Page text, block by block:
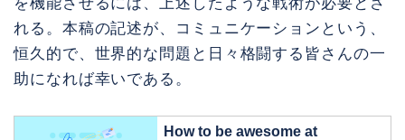
れる。本稿の記述が、コミュニケーションという、
恒久的で、世界的な問題と日々格闘する皆さんの一
助になれば幸いである。
How to be awesome at